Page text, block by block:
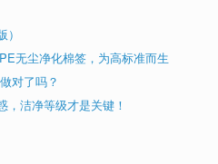
无尘净化棉签，为高标准而生
对了吗？
，洁净等级才是关键！